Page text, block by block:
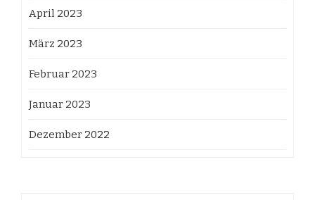
April 2023
März 2023
Februar 2023
Januar 2023
Dezember 2022